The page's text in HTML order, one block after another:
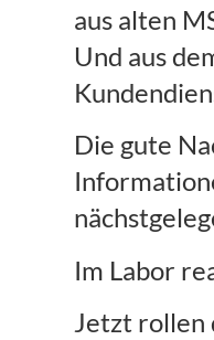
aus alten
Und aus
Die gute
Im Labor
Jetzt rollen